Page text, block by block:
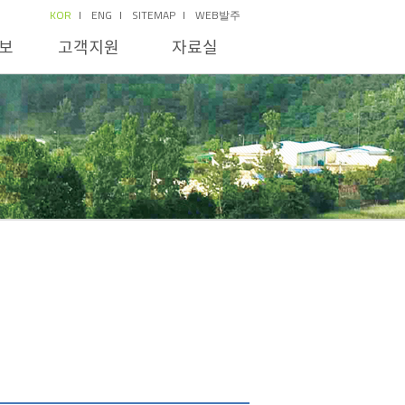
KOR ENG SITEMAP WEB발주
고객지원 자료실